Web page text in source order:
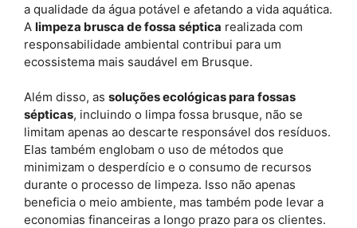
a qualidade da água potável e afetando a vida aquática.
A limpeza brusca de fossa séptica realizada com
responsabilidade ambiental contribui para um
ecossistema mais saudável em Brusque.
Além disso, as soluções ecológicas para fossas
sépticas, incluindo o limpa fossa brusque, não se
limitam apenas ao descarte responsável dos resíduos.
Elas também englobam o uso de métodos que
minimizam o desperdício e o consumo de recursos
durante o processo de limpeza. Isso não apenas
beneficia o meio ambiente, mas também pode levar a
economias financeiras a longo prazo para os clientes.